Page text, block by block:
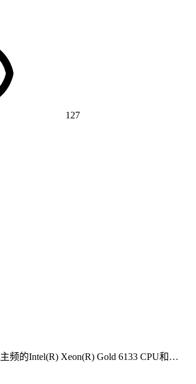
127
频的Intel(R) Xeon(R) Gold 6133 CPU和…